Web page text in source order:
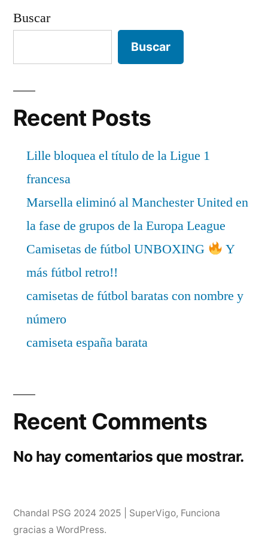
Buscar
Buscar
Recent Posts
Lille bloquea el título de la Ligue 1
francesa
Marsella eliminó al Manchester United en
la fase de grupos de la Europa League
Camisetas de fútbol UNBOXING
Y
más fútbol retro!!
camisetas de fútbol baratas con nombre y
número
camiseta españa barata
Recent Comments
No hay comentarios que mostrar.
Chandal PSG 2024 2025 | SuperVigo, Funciona
gracias a WordPress.